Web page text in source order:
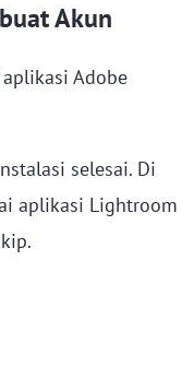
Akun
Adobe
selesai. Di
aplikasi Lightroom